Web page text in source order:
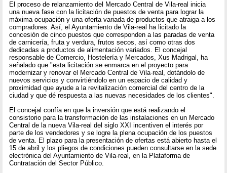
El proceso de relanzamiento del Mercado Central de Vila-real inicia
una nueva fase con la licitación de puestos de venta para lograr la
máxima ocupación y una oferta variada de productos que atraiga a los
compradores. Así, el Ayuntamiento de Vila-real ha licitado la
concesión de cinco puestos que corresponden a las paradas de venta
de carnicería, fruta y verdura, frutos secos, así como otras dos
dedicadas a productos de alimentación variados. El concejal
responsable de Comercio, Hostelería y Mercados, Xus Madrigal, ha
señalado que "esta licitación se enmarca en el proyecto para
modernizar y renovar el Mercado Central de Vila-real, dotándolo de
nuevos servicios y convirtiéndolo en un espacio de calidad y
proximidad que ayude a la revitalización comercial del centro de la
ciudad y que dé respuesta a las nuevas necesidades de los clientes".
El concejal confía en que la inversión que está realizando el
consistorio para la transformación de las instalaciones en un Mercado
Central de la nueva Vila-real del siglo XXI incentiven el interés por
parte de los vendedores y se logre la plena ocupación de los puestos
de venta. El plazo para la presentación de ofertas está abierto hasta el
15 de abril y los pliegos de condiciones pueden consultarse en la sede
electrónica del Ayuntamiento de Vila-real, en la Plataforma de
Contratación del Sector Público.